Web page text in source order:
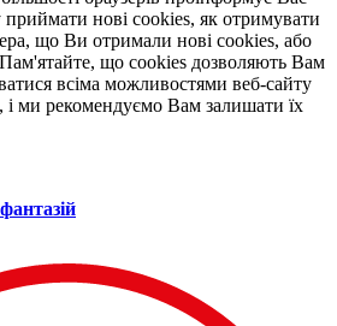
приймати нові cookies, як отримувати
що Ви отримали нові cookies, або
що cookies дозволяють Вам
всіма можливостями веб-сайту
, і ми рекомендуємо Вам залишати їх